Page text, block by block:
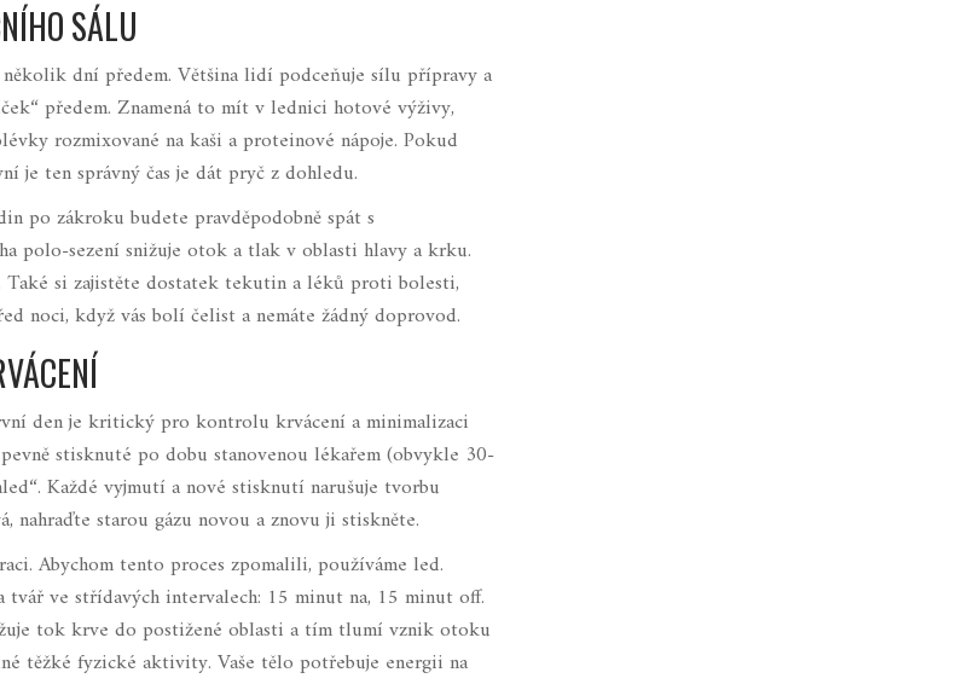
SÁLU
dní předem. Většina lidí podceňuje sílu přípravy a
předem. Znamená to mít v lednici hotové výživy,
rozmixované na kaši a proteinové nápoje. Pokud
je ten správný čas je dát pryč z dohledu.
po zákroku budete pravděpodobně spát s
polo-sezení snižuje otok a tlak v oblasti hlavy a krku.
si zajistěte dostatek tekutin a léků proti bolesti,
noci, když vás bolí čelist a nemáte žádný doprovod.
den je kritický pro kontrolu krvácení a minimalizaci
stisknuté po dobu stanovenou lékařem (obvykle 30-
Každé vyjmutí a nové stisknutí narušuje tvorbu
nahraďte starou gázu novou a znovu ji stiskněte.
Abychom tento proces zpomalili, používáme led.
ve střídavých intervalech: 15 minut na, 15 minut off.
tok krve do postižené oblasti a tím tlumí vznik otoku
těžké fyzické aktivity. Vaše tělo potřebuje energii na